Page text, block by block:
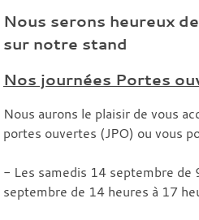
Nous serons heureux
sur notre stand
Nos journées Portes
Nous aurons le plaisir de vous
portes ouvertes (JPO) ou vous
- Les samedis 14 septembre de
septembre de 14 heures à 17